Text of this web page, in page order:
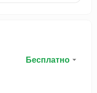
Бесплатно